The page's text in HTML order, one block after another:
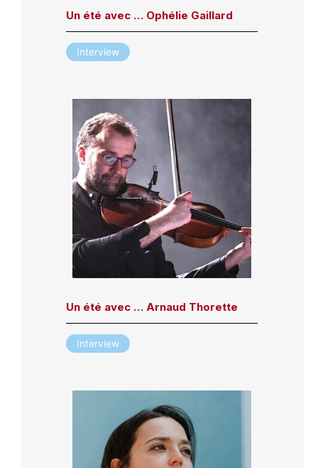
Un été avec … Ophélie Gaillard
Interview
Un été avec … Arnaud Thorette
Interview